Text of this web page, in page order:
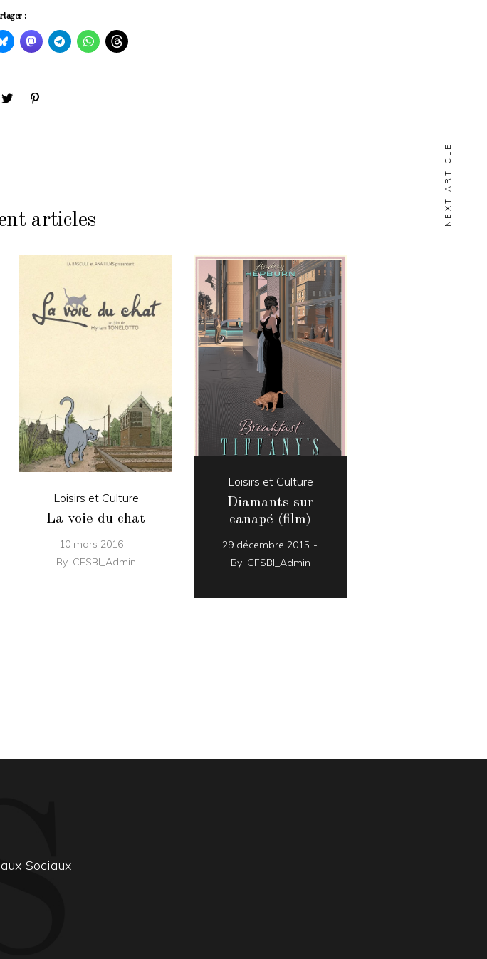
:
NEXT ARTICLE
articles
Loisirs et Culture
La voie du chat
10 mars 2016
By CFSBI_Admin
Loisirs et Culture
Diamants sur
canapé (film)
29 décembre 2015
By CFSBI_Admin
Sociaux